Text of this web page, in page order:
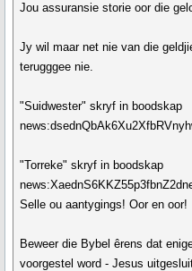
Jou assuransie storie oor die
Jy wil maar net nie van die
terugggee nie.
"Suidwester" skryf in boodskap
"Torreke" skryf in boodskap
Selle ou aantygings! Oor en oor!
Beweer die Bybel êrens dat
voorgestel word - Jesus